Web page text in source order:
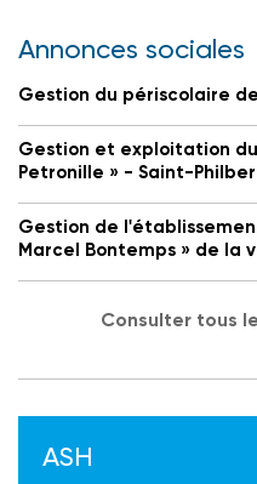
Annonces sociales
Gestion du périscolaire
Gestion et exploitation
Petronille » - Saint-
Gestion de
Marcel Bontemps » de la
Consulter tous
ASH